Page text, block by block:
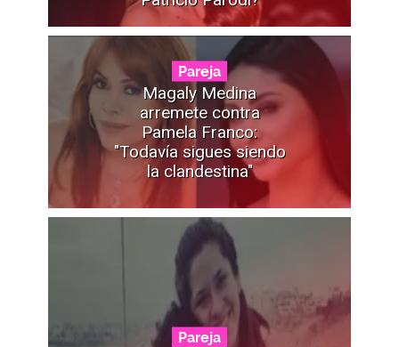
Pareja
Magaly Medina
arremete contra
Pamela Franco:
"Todavía sigues siendo
la clandestina"
Pareja